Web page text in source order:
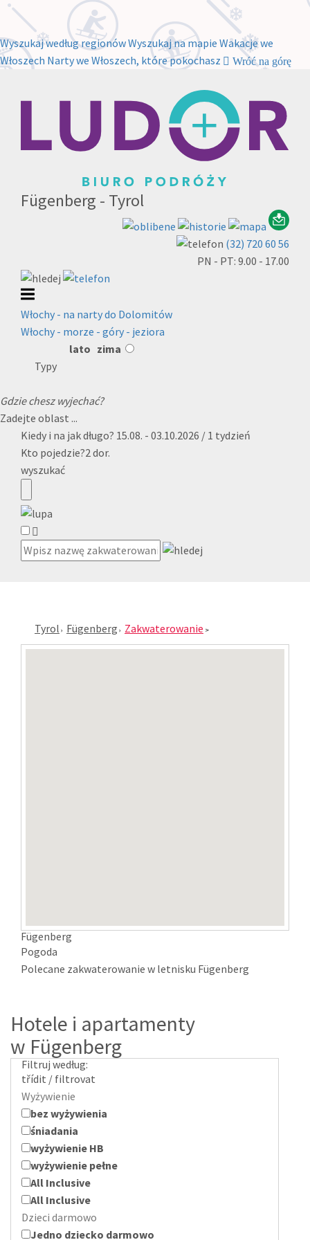
Wyszukaj według regionówWyszukaj na mapie Wakacje we
Włoszech Narty we Włoszech, które pokochasz Wróć na górę
Fügenberg - Tyrol
(32) 720 60 56
PN - PT: 9.00 - 17.00
Włochy - na narty do Dolomitów
Włochy - morze - góry - jeziora
lato zima
Typy
Gdzie chesz wyjechać?
Zadejte oblast ...
Kiedy i na jak długo? 15.08. - 03.10.2026 / 1 tydzień
Kto pojedzie?2 dor.
wyszukać
Tyrol Fügenberg Zakwaterowanie
Fügenberg
Pogoda
Polecane zakwaterowanie w letnisku Fügenberg
Hotele i apartamenty
w Fügenberg
Filtruj według:
třídit / filtrovat
Wyżywienie
bez wyżywienia
śniadania
wyżywienie HB
wyżywienie pełne
All Inclusive
All Inclusive
Dzieci darmowo
Jedno dziecko darmowo